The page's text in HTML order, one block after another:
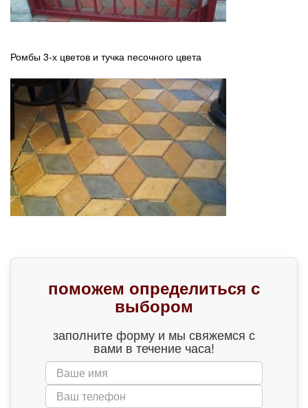
Ромбы 3-х цветов и тучка песочного цвета
поможем определиться с
выбором
заполните форму и мы свяжемся с
вами в течение часа!